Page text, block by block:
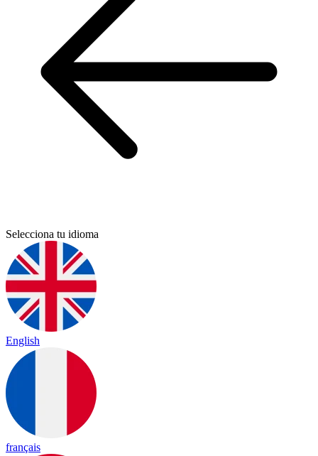
Selecciona tu idioma
English
français